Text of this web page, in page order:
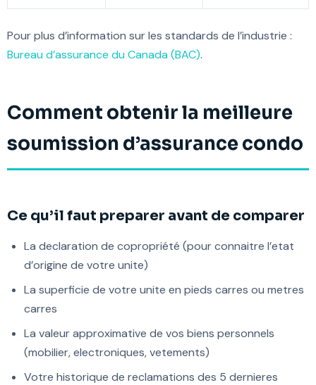
Pour plus d’information sur les standards de l’industrie :
Bureau d’assurance du Canada (BAC).
Comment obtenir la meilleure
soumission d’assurance condo
Ce qu’il faut preparer avant de comparer
La declaration de copropriété (pour connaitre l’etat
d’origine de votre unite)
La superficie de votre unite en pieds carres ou metres
carres
La valeur approximative de vos biens personnels
(mobilier, electroniques, vetements)
Votre historique de reclamations des 5 dernieres